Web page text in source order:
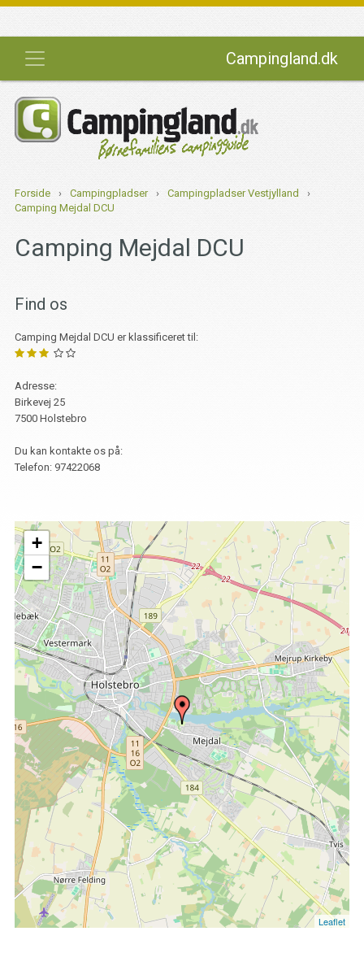
Campingland.dk
Forside › Campingpladser › Campingpladser Vestjylland
›
Camping Mejdal DCU
Camping Mejdal DCU
Find os
Camping Mejdal DCU er klassificeret til:
Adresse:
Birkevej 25
7500 Holstebro
Du kan kontakte os på:
Telefon: 97422068
+
−
Leaflet